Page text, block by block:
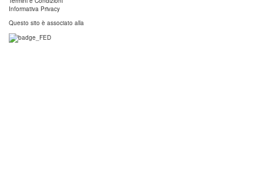
Informativa Privacy
Questo sito è associato alla